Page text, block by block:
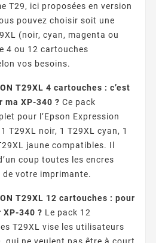
T29, ici proposées en version
pouvez choisir soit une
(noir, cyan, magenta ou
4 ou 12 cartouches
vos besoins.
T29XL 4 cartouches : c’est
ma XP-340 ? Ce pack
pour l’Epson Expression
T29XL noir, 1 T29XL cyan, 1
jaune compatibles. Il
coup toutes les encres
votre imprimante.
T29XL 12 cartouches : pour
XP-340 ? Le pack 12
T29XL vise les utilisateurs
qui ne veulent pas être à court